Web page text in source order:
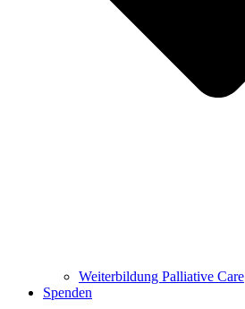
Weiterbildung Palliative Care
Spenden